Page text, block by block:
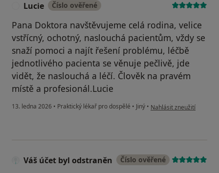
Lucie Číslo ověřené
Pana Doktora navštěvujeme celá rodina, velice
vstřícný, ochotný, naslouchá pacientům, vždy se
snaží pomoci a najít řešení problému, léčbě
jednotlivého pacienta se věnuje pečlivě, jde
vidět, že naslouchá a léčí. Člověk na pravém
místě a profesionál.Lucie
13. ledna 2026 • Praktický lékař pro dospělé • Jiný • podle názoru uživatele
Nahlásit zneužití
Váš účet byl odstraněn Číslo ověřené